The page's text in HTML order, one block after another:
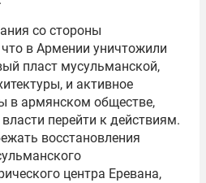
со стороны
в Армении уничтожили
пласт мусульманской,
и активное
в армянском обществе,
перейти к действиям.
восстановления
центра Еревана,